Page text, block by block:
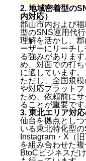
2. 地域密着型の
内対応）
郡山市内および
型のSNS運用代
理解を活かし、
ーザーにリーチ
る強みがありま
め、対面での打
に適しています。
ただし、全国規
や対応プラット
ため、依頼前に
ることが重要です
3. 東北エリア対
仙台を拠点とし
いる東北特化型
Instagram・X（
を組み合わせた
BtoCビジネスだ
郡山のSNS運用
1. 株式会社キ
2. 地域密着型
対応）
3. 東北エリア
4. 全国展開の
5. フリーランス
郡山でSNS運用
「安さ」だけで
契約前に運用方
最低契約期間と
郡山のSNS運用
Q1. 郡山の会社
か？